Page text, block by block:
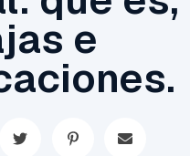
e